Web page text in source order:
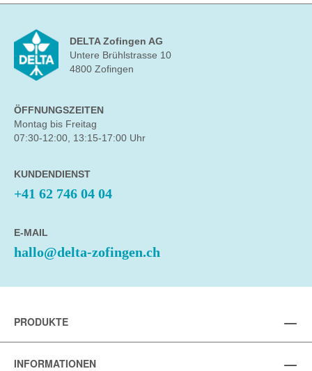
DELTA Zofingen AG
Untere Brühlstrasse 10
4800 Zofingen
ÖFFNUNGSZEITEN
Montag bis Freitag
07:30-12:00, 13:15-17:00 Uhr
KUNDENDIENST
+41 62 746 04 04
E-MAIL
hallo@delta-zofingen.ch
PRODUKTE
INFORMATIONEN